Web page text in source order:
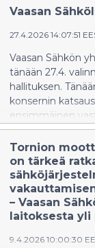
Konsernin
nousi 57,6
hiukan
miljoonaa euroa
Vaasan
27.4.2026 14:07:51
Vaasan Sähkön
tänään 27.4.
hallituksen.
konsernin
ensimmäinen
Tornion
on tärkeä
– Vaasan
laitoksesta yli
9.4.2026 10:00:30